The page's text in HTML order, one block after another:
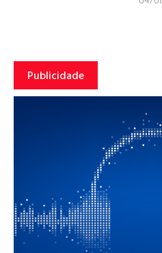
Publicidade